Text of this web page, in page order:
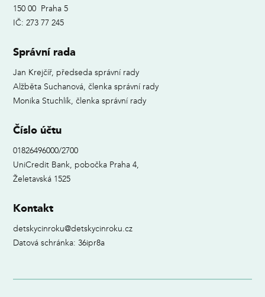
150 00 Praha 5
IČ: 273 77 245
Správní rada
Jan Krejčíř, předseda správní rady
Alžběta Suchanová, členka správní rady
Monika Stuchlík, členka správní rady
Číslo účtu
01826496000/2700
UniCredit Bank, pobočka Praha 4,
Želetavská 1525
Kontakt
detskycinroku@detskycinroku.cz
Datová schránka: 36ipr8a